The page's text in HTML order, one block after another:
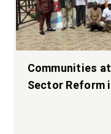
Communities
Sector Reform